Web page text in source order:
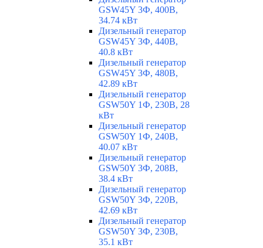
GSW45Y 3Ф, 400В,
34.74 кВт
Дизельный генератор
GSW45Y 3Ф, 440В,
40.8 кВт
Дизельный генератор
GSW45Y 3Ф, 480В,
42.89 кВт
Дизельный генератор
GSW50Y 1Ф, 230В, 28
кВт
Дизельный генератор
GSW50Y 1Ф, 240В,
40.07 кВт
Дизельный генератор
GSW50Y 3Ф, 208В,
38.4 кВт
Дизельный генератор
GSW50Y 3Ф, 220В,
42.69 кВт
Дизельный генератор
GSW50Y 3Ф, 230В,
35.1 кВт